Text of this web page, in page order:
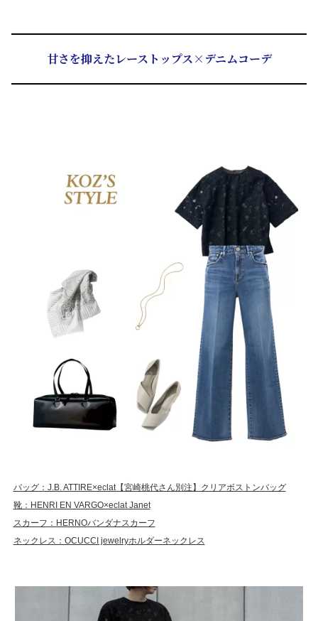
甘さを抑えたレーストップス×デニムコーデ
バッグ：J.B. ATTIRE×eclat【宮崎桃代さん別注】クリアボストンバッグ
靴：HENRI EN VARGO×eclat Janet
スカーフ：HERNOバンダナスカーフ
ネックレス：OCUCCI jewelryホルダーネックレス